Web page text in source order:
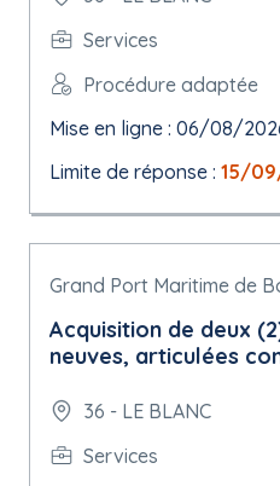
Services
Procédure adaptée
Mise en ligne : 06/08/
Limite de réponse : 15/
Grand Port Maritime de
Acquisition de deux
neuves, articulées
36 - LE BLANC
Services